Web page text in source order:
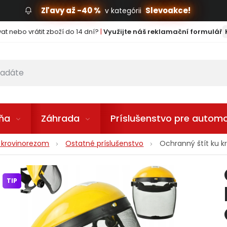
Zľavy až -40 % v kategórii Slevoakce!
nebo vrátit zboží do 14 dní? | Využijte náš reklamační formulář
Záhrada Príslušenstvo pre
Ostatné príslušenstvo Ochranný štít ku
TIP